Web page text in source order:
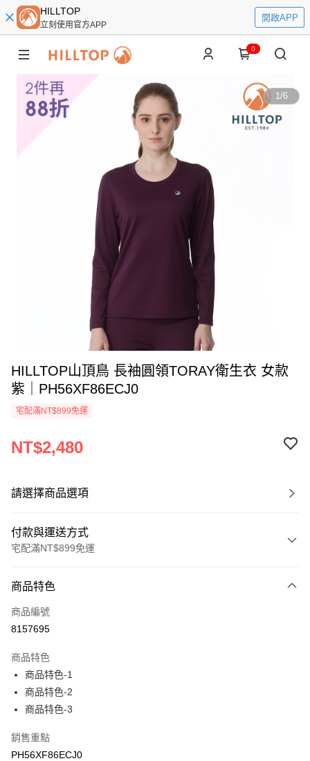
HILLTOP
立刻使用官方APP
開啟APP
0
1/6
HILLTOP山頂鳥 長袖圓領TORAY衛生衣 女款
紫｜PH56XF86ECJ0
宅配滿NT$899免運
NT$2,480
請選擇商品選項
付款與運送方式
宅配滿NT$899免運
信用卡一次付款
LINE Pay
悠遊付
Google Pay
運送方式
宅配
商品特色
商品編號
8157695
商品特色
商品特色-1
商品特色-2
商品特色-3
銷售重點
PH56XF86ECJ0